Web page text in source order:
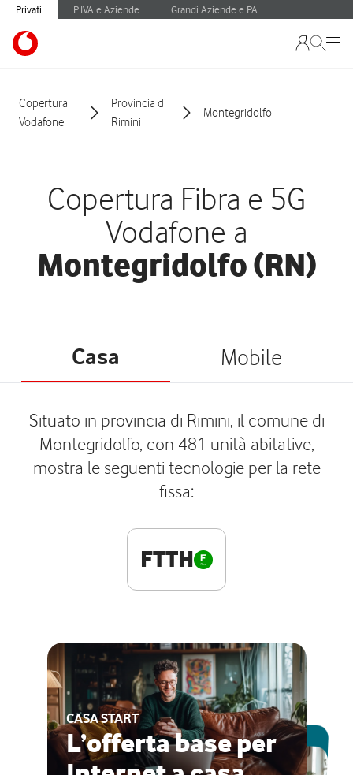
Privati P.IVA e Aziende Grandi Aziende e PA
Copertura
Vodafone
Provincia di
Rimini
Montegridolfo
Copertura Fibra e 5G
Vodafone a
Montegridolfo (RN)
Casa Mobile
Situato in provincia di Rimini, il comune di
Montegridolfo, con 481 unità abitative,
mostra le seguenti tecnologie per la rete
fissa:
FTTH
CASA START
L’offerta base per
ESCLUSIVA ONLINE